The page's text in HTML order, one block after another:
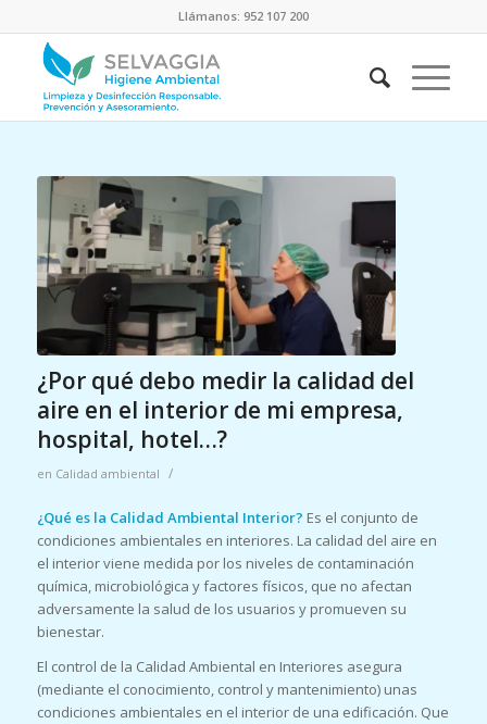
Llámanos: 952 107 200
¿Por qué debo medir la calidad del
aire en el interior de mi empresa,
hospital, hotel…?
en Calidad ambiental /
¿Qué es la Calidad Ambiental Interior? Es el conjunto de
condiciones ambientales en interiores. La calidad del aire en
el interior viene medida por los niveles de contaminación
química, microbiológica y factores físicos, que no afectan
adversamente la salud de los usuarios y promueven su
bienestar.
El control de la Calidad Ambiental en Interiores asegura
(mediante el conocimiento, control y mantenimiento) unas
condiciones ambientales en el interior de una edificación. Que